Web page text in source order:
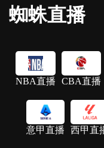
蜘蛛直播
NBA直播 CBA直播
意甲直播 西甲直